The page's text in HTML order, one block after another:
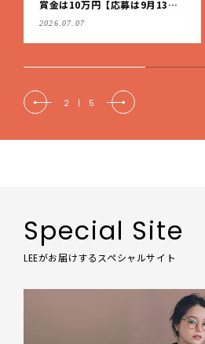
賞金は10万円【応募は9月13日
（日）まで】
2026.07.07
2 | 5
Special Site
LEEがお届けするスペシャルサイト